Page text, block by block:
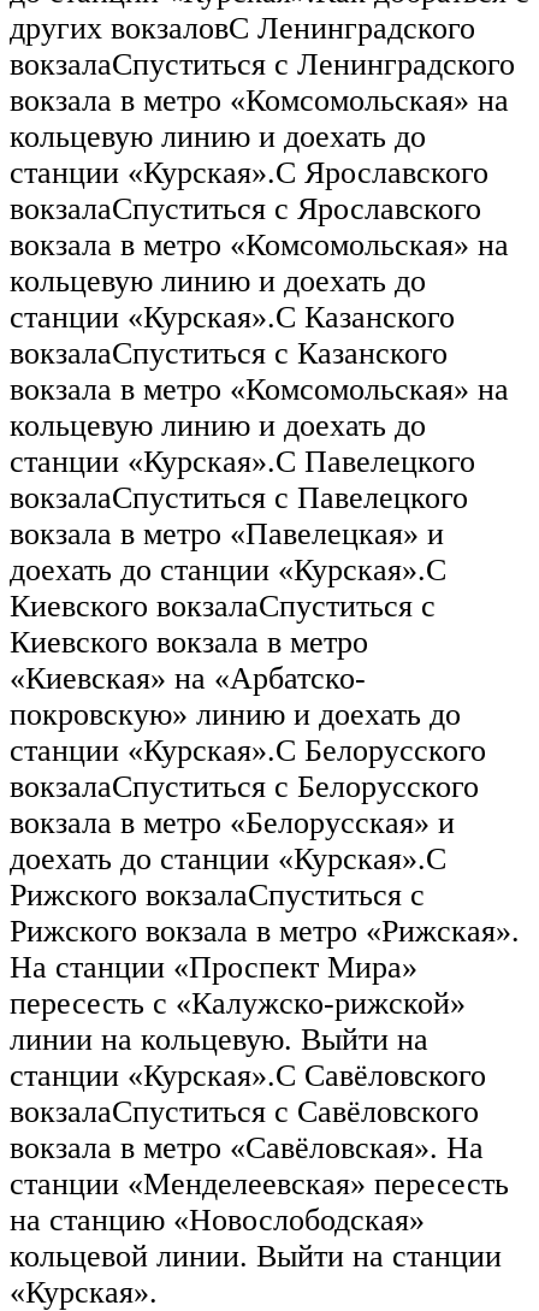
других вокзаловC Ленинградского
вокзалаСпуститься с Ленинградского
вокзала в метро «Комсомольская» на
кольцевую линию и доехать до
станции «Курская».С Ярославского
вокзалаСпуститься с Ярославского
вокзала в метро «Комсомольская» на
кольцевую линию и доехать до
станции «Курская».С Казанского
вокзалаСпуститься с Казанского
вокзала в метро «Комсомольская» на
кольцевую линию и доехать до
станции «Курская».С Павелецкого
вокзалаСпуститься с Павелецкого
вокзала в метро «Павелецкая» и
доехать до станции «Курская».С
Киевского вокзалаСпуститься с
Киевского вокзала в метро
«Киевская» на «Арбатско-
покровскую» линию и доехать до
станции «Курская».С Белорусского
вокзалаСпуститься с Белорусского
вокзала в метро «Белорусская» и
доехать до станции «Курская».С
Рижского вокзалаСпуститься с
Рижского вокзала в метро «Рижская».
На станции «Проспект Мира»
пересесть с «Калужско-рижской»
линии на кольцевую. Выйти на
станции «Курская».С Савёловского
вокзалаСпуститься с Савёловского
вокзала в метро «Савёловская». На
станции «Менделеевская» пересесть
на станцию «Новослободская»
кольцевой линии. Выйти на станции
«Курская».